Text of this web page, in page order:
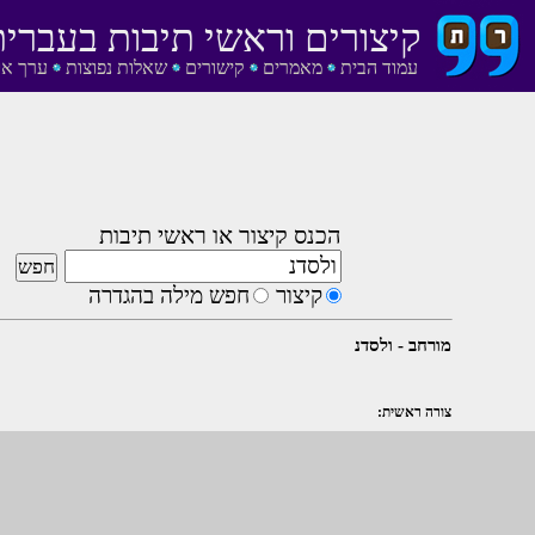
עמוד הבית מאמרים קישורים שאלות נפוצות ערך
קיצורים וראשי תיבות
הכנס קיצור או ראשי תיבות
קיצור חפש מילה בהגדרה
מורחב - ולסדנ
צורה ראשית: